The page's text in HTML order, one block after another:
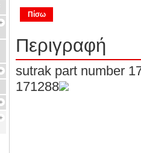
Πίσω
Περιγραφή
sutrak part number
171288